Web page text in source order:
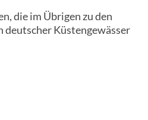
die im Übrigen zu den
deutscher Küstengewässer